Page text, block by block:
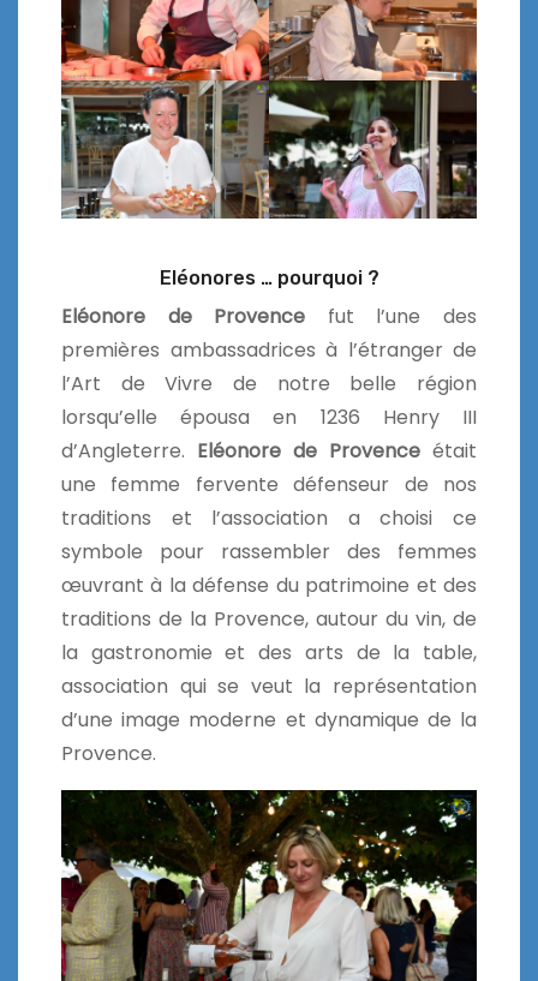
Eléonores … pourquoi ?
Eléonore de Provence fut l’une des
premières ambassadrices à l’étranger de
l’Art de Vivre de notre belle région
lorsqu’elle épousa en 1236 Henry III
d’Angleterre. Eléonore de Provence était
une femme fervente défenseur de nos
traditions et l’association a choisi ce
symbole pour rassembler des femmes
œuvrant à la défense du patrimoine et des
traditions de la Provence, autour du vin, de
la gastronomie et des arts de la table,
association qui se veut la représentation
d’une image moderne et dynamique de la
Provence.